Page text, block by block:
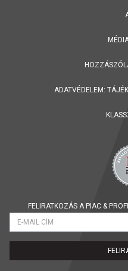
ADATVÉDELEM:
FELIRATKOZÁS A PIAC &